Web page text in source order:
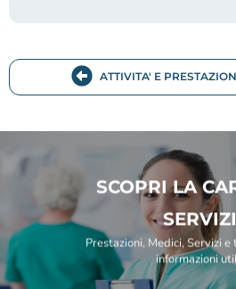
ATTIVITA' E
SCOPRI LA
SERVIZI
Prestazioni, Medici, Servizi
informazioni